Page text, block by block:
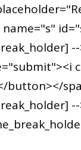
button></